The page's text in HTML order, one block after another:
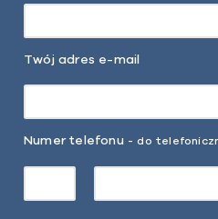
Twój adres e-mail
Numer telefonu - do